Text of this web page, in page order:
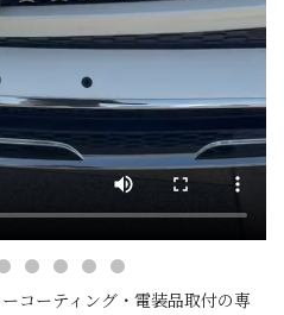
コーティング・電装品取付の専